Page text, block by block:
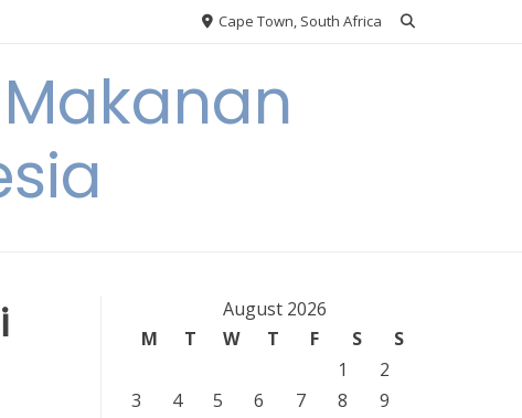
Cape Town, South Africa
August 2026
M
T W T F S
S
1
2
3
4 5 6 7 8
9